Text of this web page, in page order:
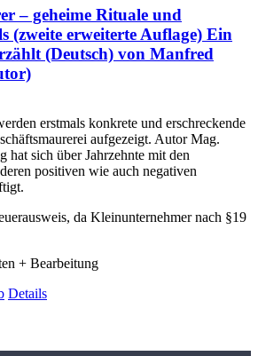
– geheime Rituale und
(zweite erweiterte Auflage) Ein
(Deutsch) von Manfred
erstmals konkrete und erschreckende
aufgezeigt. Autor Mag.
hat sich über Jahrzehnte mit den
positiven wie auch negativen
da Kleinunternehmer nach §19
+ Bearbeitung
Details